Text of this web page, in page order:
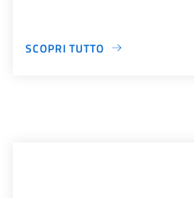
SCOPRI TUTTO